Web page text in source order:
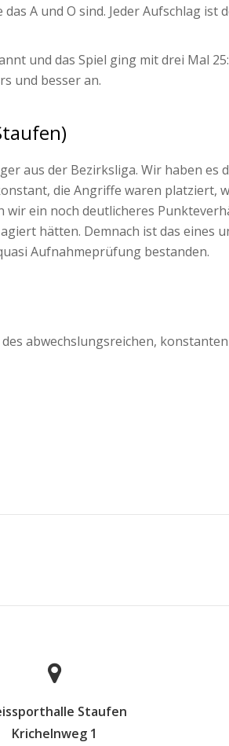
A und O sind. Jeder Aufschlag
und das Spiel ging mit drei Mal
und besser an.
aus der Bezirksliga. Wir haben es
die Angriffe waren platziert,
wir ein noch deutlicheres
hätten. Demnach ist das eines
Aufnahmeprüfung bestanden.
abwechslungsreichen, konstanten
Staufen
Krichelnweg 1